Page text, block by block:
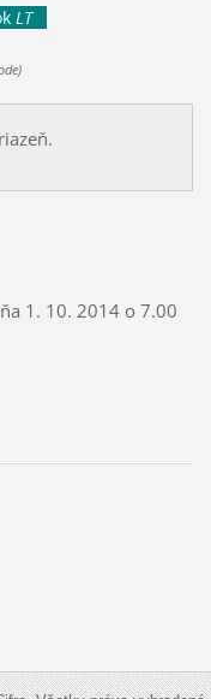
LT
1. 10. 2014 o 7.00